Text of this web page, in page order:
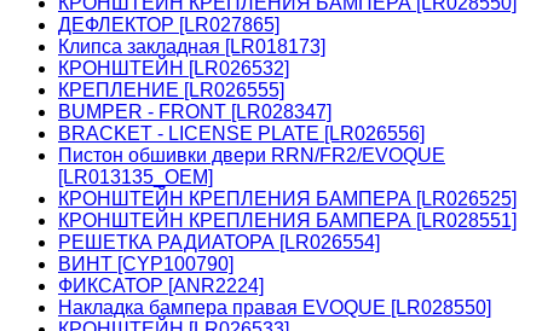
ДЕФЛЕКТОР [LR027865]
Клипса закладная [LR018173]
КРОНШТЕЙН [LR026532]
КРЕПЛЕНИЕ [LR026555]
BUMPER - FRONT [LR028347]
BRACKET - LICENSE PLATE [LR026556]
Пистон обшивки двери RRN/FR2/EVOQUE
[LR013135_OEM]
КРОНШТЕЙН КРЕПЛЕНИЯ БАМПЕРА [LR026525]
КРОНШТЕЙН КРЕПЛЕНИЯ БАМПЕРА [LR028551]
РЕШЕТКА РАДИАТОРА [LR026554]
ВИНТ [CYP100790]
ФИКСАТОР [ANR2224]
Накладка бампера правая EVOQUE [LR028550]